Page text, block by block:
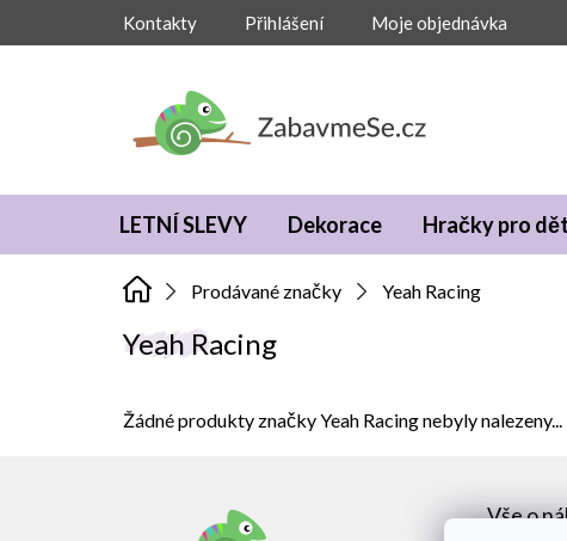
Kontakty Přihlášení Moje objednávka
LETNÍ SLEVY Dekorace Hračky pro
Prodávané značky Yeah Racing
Yeah Racing
Žádné produkty značkyYeah Racingnebyly nalezeny...
Vše o